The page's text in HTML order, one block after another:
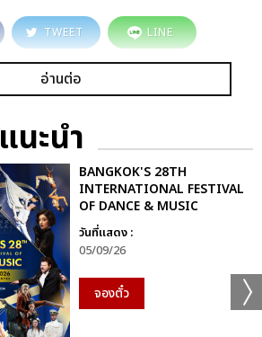
TWEET LINE
อ่านต่อ
แนะนำ
BANGKOK'S 28TH
INTERNATIONAL FESTIVAL
OF DANCE & MUSIC
วันที่แสดง :
05/09/26
จองตั๋ว